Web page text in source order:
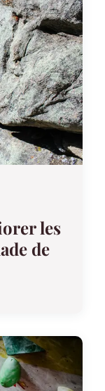
les
de